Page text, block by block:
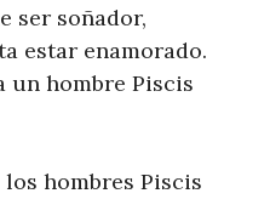
ser soñador,
estar enamorado.
un hombre Piscis
hombres Piscis